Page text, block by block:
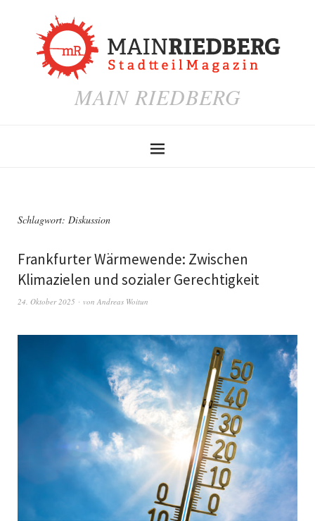
MAIN RIEDBERG
Schlagwort: Diskussion
Frankfurter Wärmewende: Zwischen
Klimazielen und sozialer Gerechtigkeit
24. Oktober 2025 von Andreas Woitun